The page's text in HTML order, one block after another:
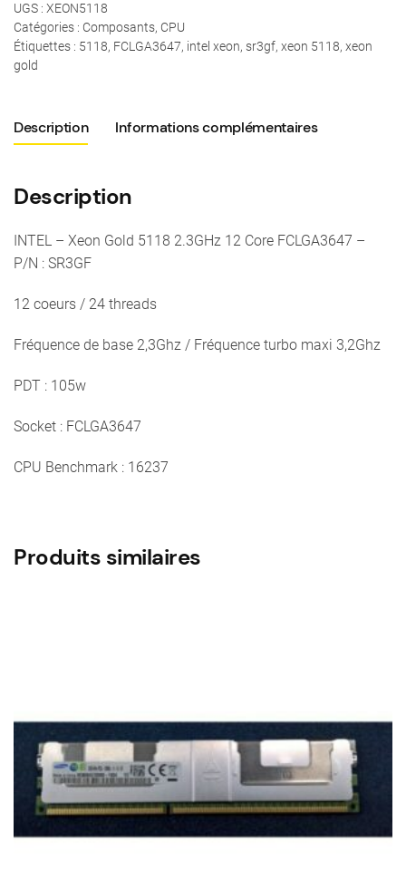
INTEL
-
Xeon
2.3GHz
12
FCLGA3647
P/N
:
UGS : XEON5118
Catégories : Composants, CPU
Étiquettes : 5118, FCLGA3647, intel xeon, sr3gf, xeon 5118, xeon
gold
Description Informations complémentaires
Description
INTEL – Xeon Gold 5118 2.3GHz 12 Core FCLGA3647 –
P/N : SR3GF
12 coeurs / 24 threads
Fréquence de base 2,3Ghz / Fréquence turbo maxi 3,2Ghz
PDT : 105w
Socket : FCLGA3647
CPU Benchmark : 16237
Produits similaires